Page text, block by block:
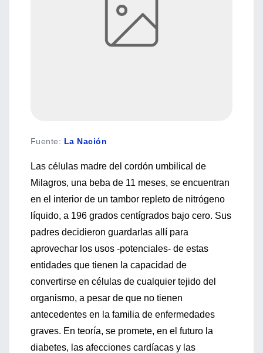
Fuente: La Nación
Las células madre del cordón umbilical de
Milagros, una beba de 11 meses, se encuentran
en el interior de un tambor repleto de nitrógeno
líquido, a 196 grados centígrados bajo cero. Sus
padres decidieron guardarlas allí para
aprovechar los usos -potenciales- de estas
entidades que tienen la capacidad de
convertirse en células de cualquier tejido del
organismo, a pesar de que no tienen
antecedentes en la familia de enfermedades
graves. En teoría, se promete, en el futuro la
diabetes, las afecciones cardíacas y las